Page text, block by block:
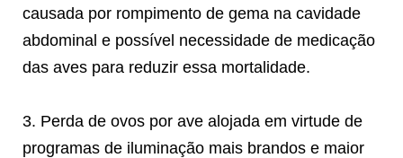
causada por rompimento de gema na cavidade
abdominal e possível necessidade de medicação
das aves para reduzir essa mortalidade.
3. Perda de ovos por ave alojada em virtude de
programas de iluminação mais brandos e maior